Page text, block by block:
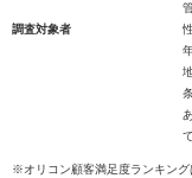
調査対象者
※オリコン顧客満足度ランキン